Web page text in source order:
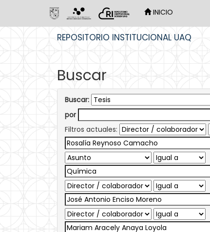
INICIO
REPOSITORIO INSTITUCIONAL UAQ
Buscar
Buscar:
por
Filtros actuales: